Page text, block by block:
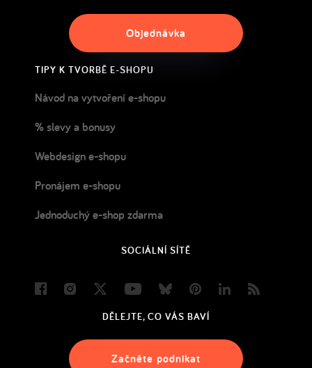
Objednávka
TIPY K TVORBĚ E-SHOPU
Návod na vytvoření e-shopu
% slevy a bonusy
Webdesign e-shopu
Pronájem e-shopu
Jednoduchý e-shop zdarma
SOCIÁLNÍ SÍTĚ
FacebookInstagram
Twitter YoutubeBlueskyPinterestLinkedIn
DĚLEJTE, CO VÁS BAVÍ
Začněte podnikat